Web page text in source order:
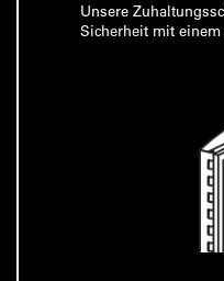
Unsere
Sicherheit mit einem